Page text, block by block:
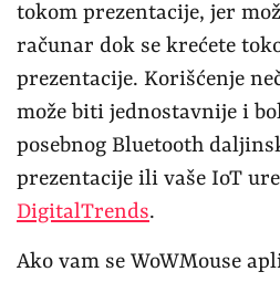
tokom prezentacije, jer
računar dok se krećete
prezentacije. Korišćenje
može biti jednostavnije i
posebnog Bluetooth
prezentacije ili vaše IoT
DigitalTrends.
Ako vam se WoWMouse